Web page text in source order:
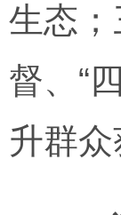
生态
督、“
升群众